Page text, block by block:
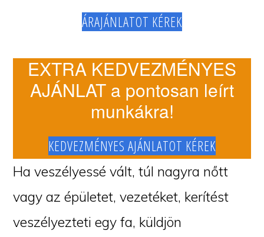
ÁRAJÁNLATOT KÉREK
EXTRA KEDVEZMÉNYES
AJÁNLAT a pontosan leírt
munkákra!
KEDVEZMÉNYES AJÁNLATOT KÉREK
Ha veszélyessé vált, túl nagyra nőtt
vagy az épületet, vezetéket, kerítést
veszélyezteti egy fa, küldjön